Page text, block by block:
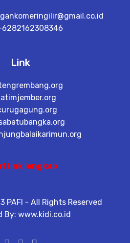
Link
link lengkap
PAFI - All Rights Reserved
By: www.kidi.co.id